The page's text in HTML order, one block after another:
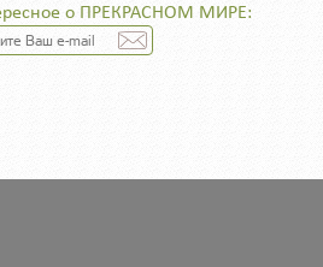
о ПРЕКРАСНОМ МИРЕ: